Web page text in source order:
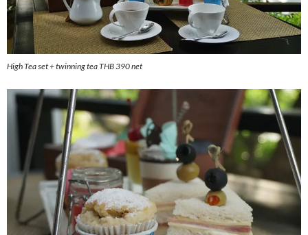
High Tea set + twinning tea THB 390 net